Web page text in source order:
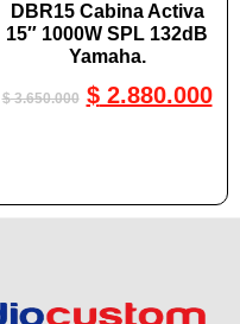
DBR15 Cabina Activa
15″ 1000W SPL 132dB
Yamaha.
$3.650.000 $2.880.000